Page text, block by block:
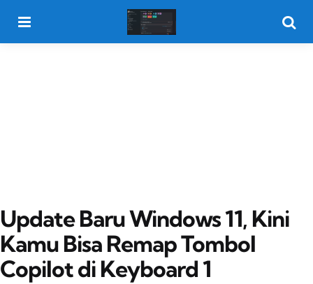
Update Baru Windows 11, Kini
Kamu Bisa Remap Tombol
Copilot di Keyboard 1